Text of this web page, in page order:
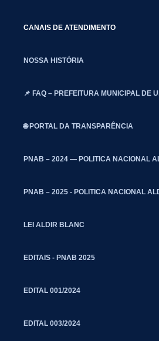
CANAIS DE ATENDIMENTO
NOSSA HISTÓRIA
📌 FAQ – PREFEITURA MUNICIPAL DE
🌐 PORTAL DA TRANSPARÊNCIA
PNAB – 2024 — POLITICA NACIONAL
PNAB – 2025 - POLITICA NACIONAL
LEI ALDIR BLANC
EDITAIS - PNAB 2025
EDITAL 001/2024
EDITAL 003/2024